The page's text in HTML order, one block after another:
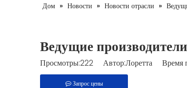
Дом » Новости » Новости отрасли »
Ведущие
Просмотры:222 Автор:Лоретта Время
Запрос цены